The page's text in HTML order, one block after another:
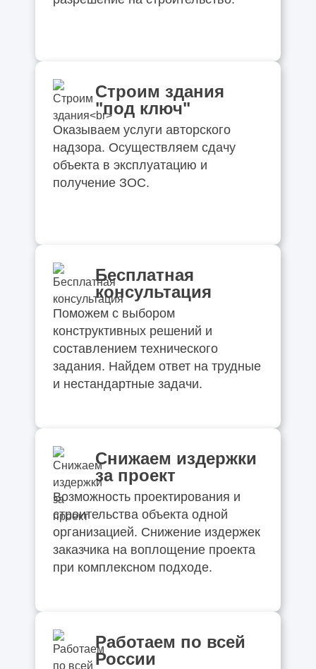
Строим здания
"под ключ"
Оказываем услуги авторского
надзора. Осуществляем сдачу
объекта в эксплуатацию и
получение ЗОС.
Бесплатная
консультация
Поможем с выбором
конструктивных решений и
составлением технического
задания. Найдем ответ на трудные
и нестандартные задачи.
Снижаем издержки
за проект
Возможность проектирования и
строительства объекта одной
организацией. Снижение издержек
заказчика на воплощение проекта
при комплексном подходе.
Работаем по всей
России